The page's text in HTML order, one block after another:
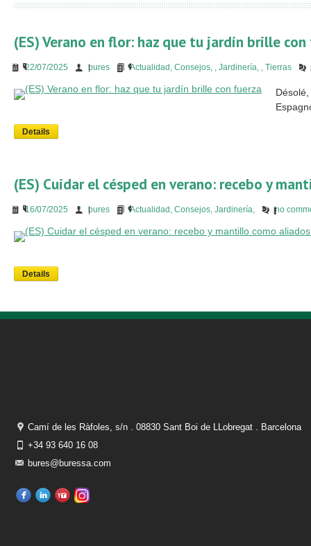
(ES) Verano en flor: haz que tu jardín brille
22/07/2025 bures Actualidad , Consejos, , Jardinería, , Tierras
Details
(ES) Cuidar el césped en verano: recebo y
16/07/2025 bures Actualidad , Consejos, Jardinería, no
Details
Camí de les Ràfoles, s/n . 08830 Sant Boi de LLobregat . Barcelona
+34 93 640 16 08
bures@buressa.com